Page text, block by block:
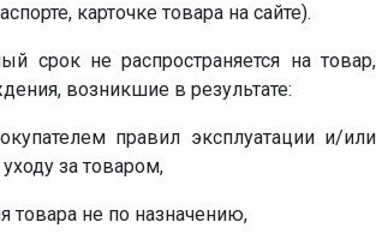
карточке товара на сайте).
срок не распространяется на товар,
возникшие в результате:
правил эксплуатации и/или
за товаром,
товара не по назначению,